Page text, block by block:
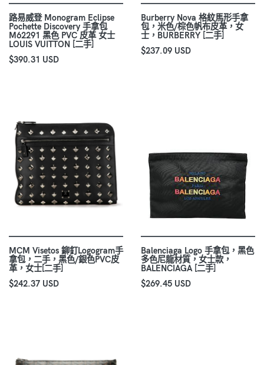
路易威登 Monogram Eclipse
Pochette Discovery 手拿包
M62291 黑色 PVC 皮革 女士
LOUIS VUITTON [二手]
$390.31 USD
Burberry Nova 格紋馬形手拿
包，米色/棕色帆布皮革，女
士，BURBERRY [二手]
$237.09 USD
MCM Visetos 鉚釘Logogram手
拿包，二手，黑色/銀色PVC皮
革，女士[二手]
$242.37 USD
Balenciaga Logo 手拿包，黑色
多色尼龍材質，女士款，
BALENCIAGA [二手]
$269.45 USD